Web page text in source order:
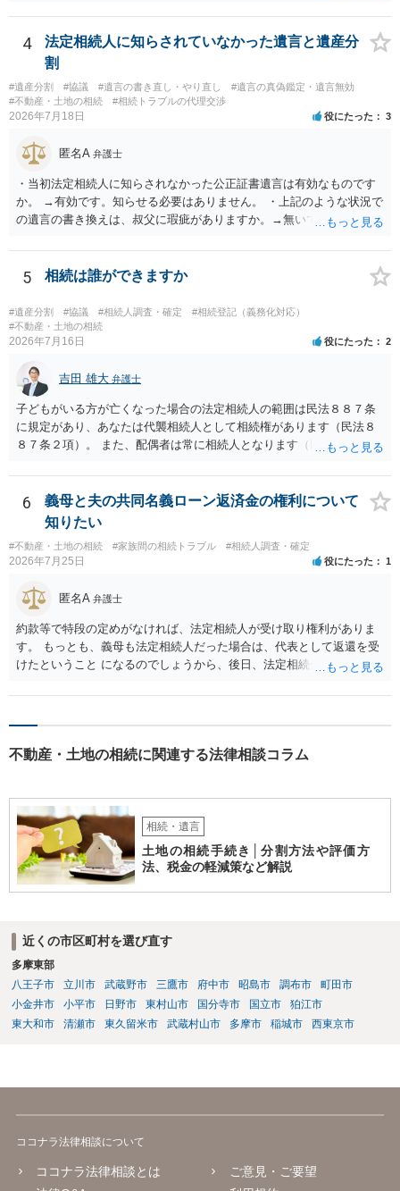
能と思われます。時間が思った以上にないので必要書類をてきぱきと
揃える必要があります。その点是非御注意ください。
4
法定相続人に知らされていなかった遺言と遺産分
割
#遺産分割 #協議 #遺言の書き直し・やり直し
#遺言の真偽鑑定・遺言無効
#不動産・土地の相続
#相続トラブルの代理交渉
2026年7月18日 役にたった 3
匿名A 弁護士
・当初法定相続人に知らされなかった公正証書遺言は有効なものです
か。 →有効です。知らせる必要はありません。 ・上記のような状況で
の遺言の書き換えは、叔父に瑕疵がありますか。→無いです。 ・分割
ますか。 →本人が自由に決められますので、どこが妥当とは言えない
です。客観的な基準もありません。 ・できれば穏やかに、分割を拒否
ないということでしょうか。遺言で、受取を指定されててもいらない
と拒否することはできます。理由を説明する必要はありません。
5 相続は誰ができますか
#遺産分割 #協議 #相続人調査・確定
#相続登記（義務化対応）
#不動産・土地の相続
2026年7月16日 役にたった 2
吉田 雄大 弁護士
子どもがいる方が亡くなった場合の法定相続人の範囲は民法８８７条
に規定があり、あなたは代襲相続人として相続権があります（民法８
８７条２項）。 また、配偶者は常に相続人となります（民法８９０
も相続権があります。つまり、孫５人に加えて「おじ又はおば」にも
相続権がある可能性があります。
6
義母と夫の共同名義ローン返済金の権利について
知りたい
#不動産・土地の相続 #家族間の相続トラブル #相続人調査・確定
2026年7月25日 役にたった 1
匿名A 弁護士
約款等で特段の定めがなければ、法定相続人が受け取り権利がありま
す。 もっとも、義母も法定相続人だった場合は、代表として返還を受
けたということ になるのでしょうから、後日、法定相続分に基づいて
不動産・土地の相続に関連する法律相談コラム
相続・遺言
土地の相続手続き│分割方法や評価方
法、税金の軽減策など解説
近くの市区町村を選び直す
多摩東部
八王子市
立川市 武蔵野市 三鷹市 府中市 昭島市 調布市
町田市
小金井市
小平市 日野市 東村山市 国分寺市 国立市
狛江市
東大和市
清瀬市 東久留米市 武蔵村山市 多摩市 稲城市 西東京市
ココナラ法律相談について
ココナラ法律相談とは
ご意見・ご要望